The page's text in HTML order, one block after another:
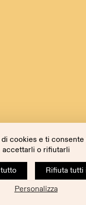
cookies e ti
accettarli o rifiutarli
Rifiuta tutti
Personalizza